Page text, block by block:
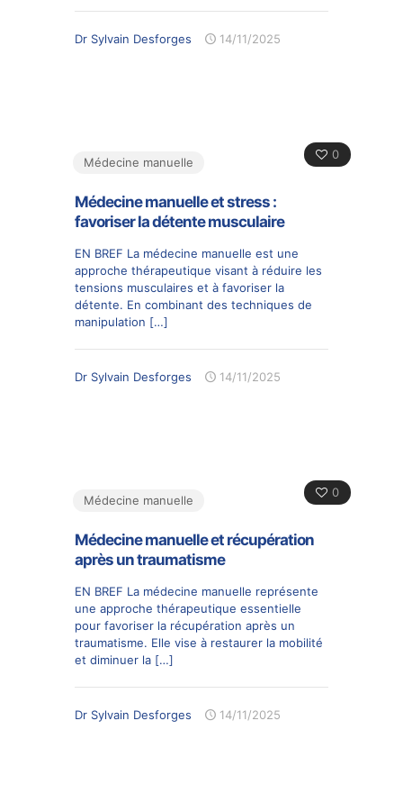
Dr Sylvain Desforges 14/11/2025
0
Médecine manuelle
Médecine manuelle et stress :
favoriser la détente musculaire
EN BREF La médecine manuelle est une
approche thérapeutique visant à réduire les
tensions musculaires et à favoriser la
détente. En combinant des techniques de
manipulation […]
Dr Sylvain Desforges 14/11/2025
0
Médecine manuelle
Médecine manuelle et récupération
après un traumatisme
EN BREF La médecine manuelle représente
une approche thérapeutique essentielle
pour favoriser la récupération après un
traumatisme. Elle vise à restaurer la mobilité
et diminuer la […]
Dr Sylvain Desforges 14/11/2025